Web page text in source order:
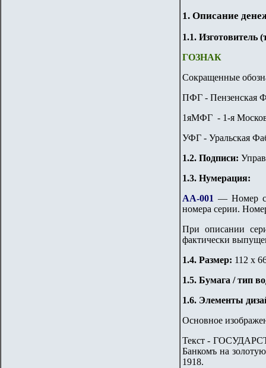
1. Описание
1.1. Изготовитель
ГОЗНАК
Сокращенные
ПФГ - Пензенская
1яМФГ - 1-я
УФГ - Уральская
1.2. Подписи:
1.3. Нумерация:
АА-001— Номер
номера серии.
При описании
фактически
1.4. Размер: 112 х
1.5. Бумага / тип
1.6. Элементы
Основное
Текст -
Банкомъ на
1918.